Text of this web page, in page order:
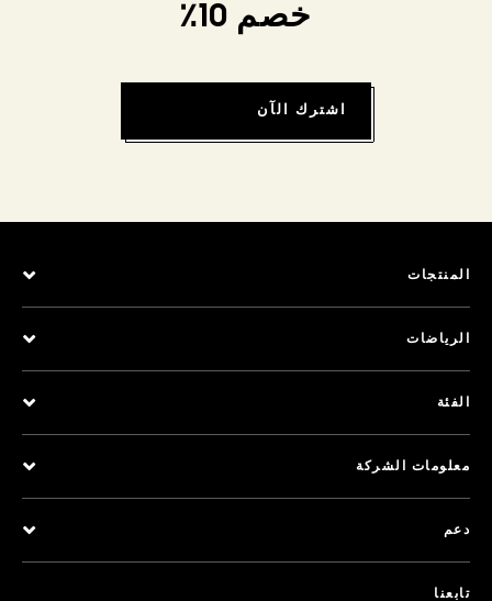
خصم 10٪
اشترك الآن
المنتجات
الرياضات
الفئة
معلومات الشركة
دعم
تابعنا